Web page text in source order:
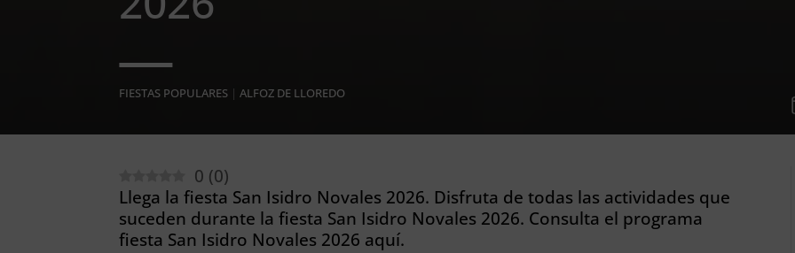
FIESTAS POPULARES |ALFOZ DE LLOREDO
0 (0)
Llega la fiesta San Isidro Novales 2026. Disfruta de todas las actividades que
suceden durante la fiesta San Isidro Novales 2026. Consulta el programa
fiesta San Isidro Novales 2026 aquí.